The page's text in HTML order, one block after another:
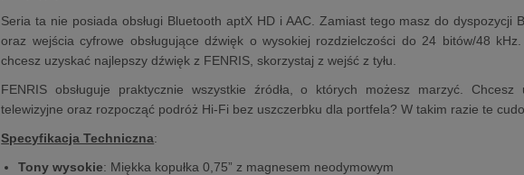
Seria ta nie posiada obsługi Bluetooth aptX HD i AAC. Zamiast tego masz do dyspozycji
oraz wejścia cyfrowe obsługujące dźwięk o wysokiej rozdzielczości do 24 bitów/48
chcesz uzyskać najlepszy dźwięk z FENRIS, skorzystaj z wejść z tyłu.
FENRIS obsługuje praktycznie wszystkie źródła, o których możesz marzyć.
telewizyjne oraz rozpocząć podróż Hi-Fi bez uszczerbku dla portfela? W takim razie te
Specyfikacja Techniczna:
Tony wysokie: Miękka kopułka 0,75” z magnesem neodymowym